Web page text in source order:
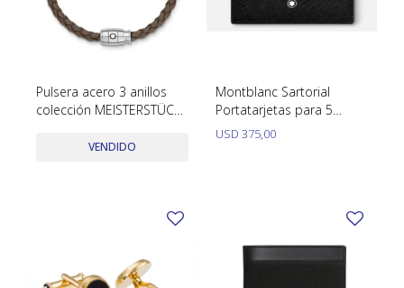
Pulsera acero 3 anillos
colección MEISTERSTÜCK
VENDIDO
Montblanc Sartorial
Portatarjetas para 5
tarjetas
USD 375,00